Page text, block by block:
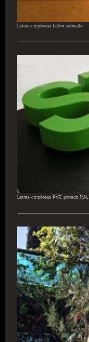
Letras corpóreas Latón satinado
Letras corpóreas PVC pintado RAL